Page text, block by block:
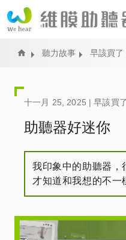
Home 聽力故事 早該買了
十一月 25, 2025 |早該買了
助聽器好迷你
我印象中的助聽器，
才知道和我想的不一